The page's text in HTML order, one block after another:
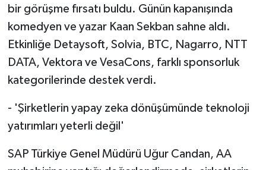
bir görüşme fırsatı buldu. Günün kapanışında
komedyen ve yazar Kaan Sekban sahne aldı.
Etkinliğe Detaysoft, Solvia, BTC, Nagarro, NTT
DATA, Vektora ve VesaCons, farklı sponsorluk
kategorilerinde destek verdi.
- 'Şirketlerin yapay zeka dönüşümünde teknoloji
yatırımları yeterli değil'
SAP Türkiye Genel Müdürü Uğur Candan, AA